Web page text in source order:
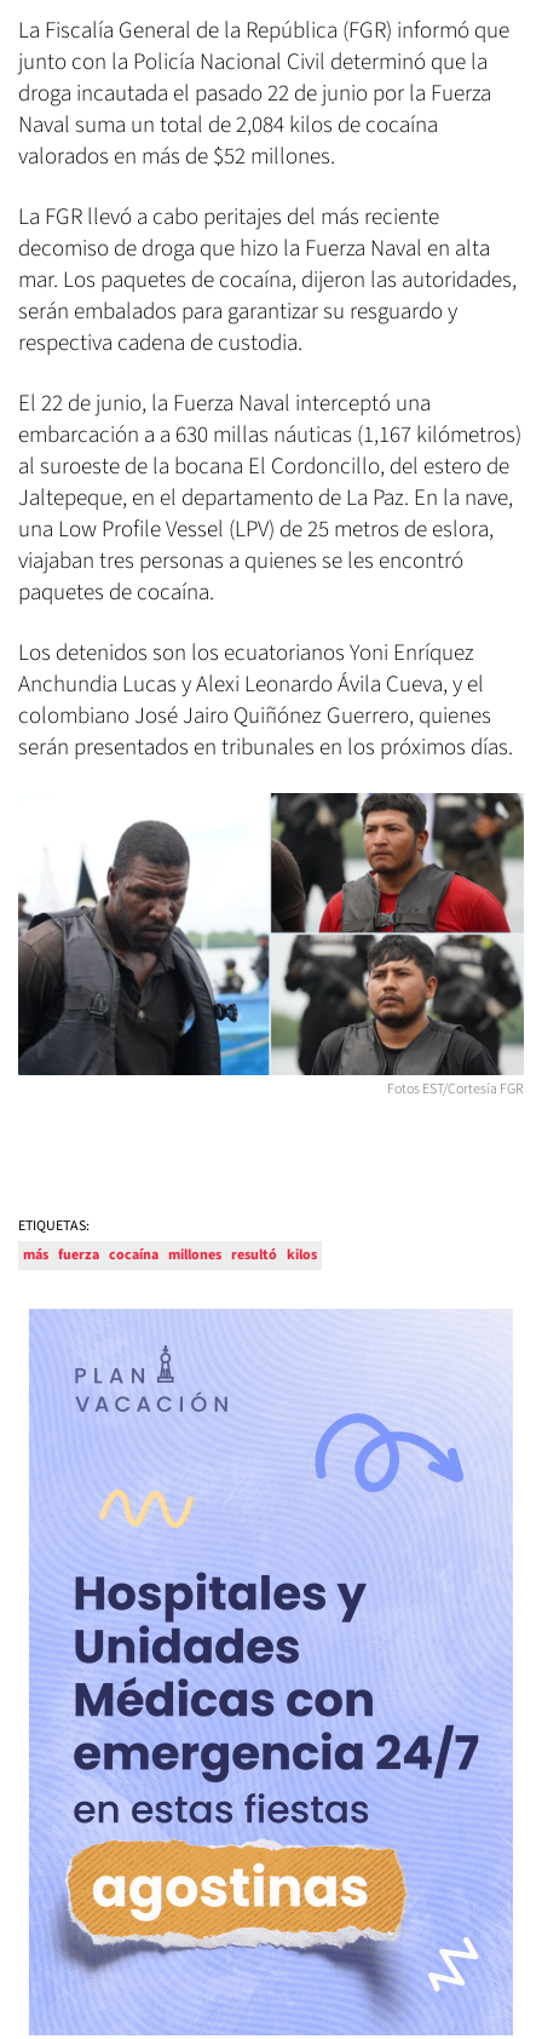
La Fiscalía General de la República (FGR) informó que
junto con la Policía Nacional Civil determinó que la
droga incautada el pasado 22 de junio por la Fuerza
Naval suma un total de 2,084 kilos de cocaína
valorados en más de $52 millones.
La FGR llevó a cabo peritajes del más reciente
decomiso de droga que hizo la Fuerza Naval en alta
mar. Los paquetes de cocaína, dijeron las autoridades,
serán embalados para garantizar su resguardo y
respectiva cadena de custodia.
El 22 de junio, la Fuerza Naval interceptó una
embarcación a a 630 millas náuticas (1,167 kilómetros)
al suroeste de la bocana El Cordoncillo, del estero de
Jaltepeque, en el departamento de La Paz. En la nave,
una Low Profile Vessel (LPV) de 25 metros de eslora,
viajaban tres personas a quienes se les encontró
paquetes de cocaína.
Los detenidos son los ecuatorianos Yoni Enríquez
Anchundia Lucas y Alexi Leonardo Ávila Cueva, y el
colombiano José Jairo Quiñónez Guerrero, quienes
serán presentados en tribunales en los próximos días.
Fotos EST/Cortesía FGR
ETIQUETAS:
más fuerza cocaína millones resultó kilos